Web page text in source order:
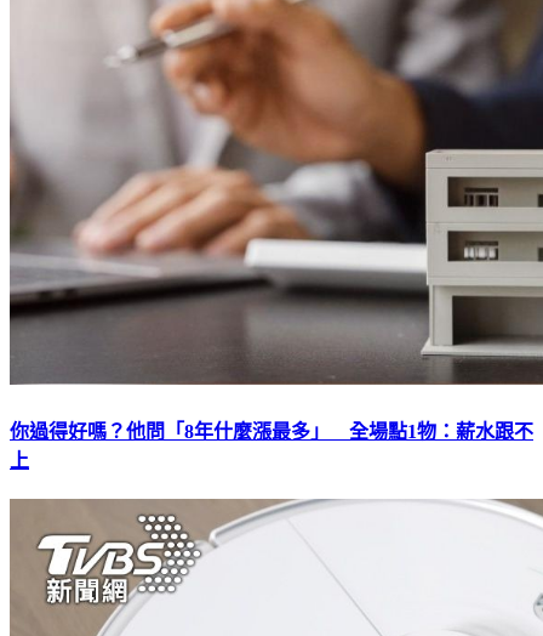
你過得好嗎？他問「8年什麼漲最多」 全場點1物：薪水跟不
上